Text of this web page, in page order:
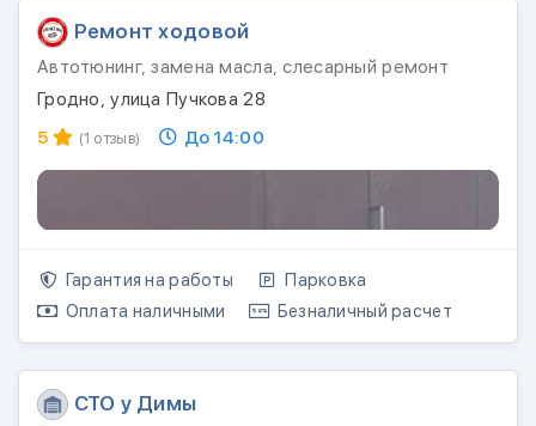
Ремонт ходовой
Автотюнинг, замена масла, слесарный ремонт
Гродно, улица Пучкова 28
5
(1 отзыв) До 14:00
Гарантия на работы
Парковка
Оплата наличными
Безналичный расчет
СТО у Димы